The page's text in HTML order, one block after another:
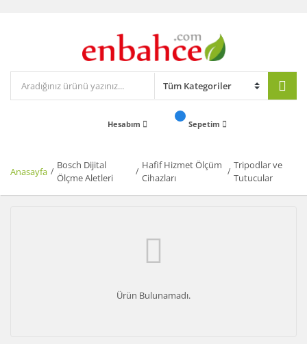
Hesabım Sepetim
Anasayfa
Bosch Dijital
Ölçme Aletleri
Hafif Hizmet Ölçüm
Cihazları
Tripodlar ve
Tutucular
Ürün Bulunamadı.